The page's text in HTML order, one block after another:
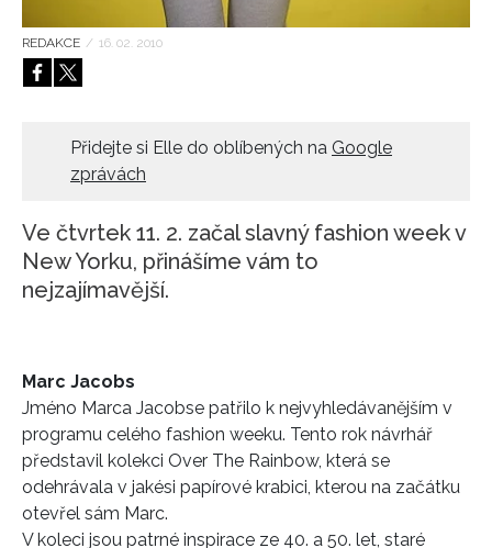
REDAKCE / 16. 02. 2010
Přidejte si Elle do oblíbených na Google
zprávách
Ve čtvrtek 11. 2. začal slavný fashion week v
New Yorku, přinášíme vám to
nejzajímavější.
Marc Jacobs
Jméno Marca Jacobse patřilo k nejvyhledávanějším v
programu celého fashion weeku. Tento rok návrhář
představil kolekci Over The Rainbow, která se
odehrávala v jakési papírové krabici, kterou na začátku
otevřel sám Marc.
V koleci jsou patrné inspirace ze 40. a 50. let, staré